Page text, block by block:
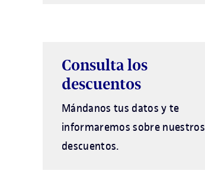
Consulta los
descuentos
Mándanos tus datos y te
informaremos sobre nuestros
descuentos.